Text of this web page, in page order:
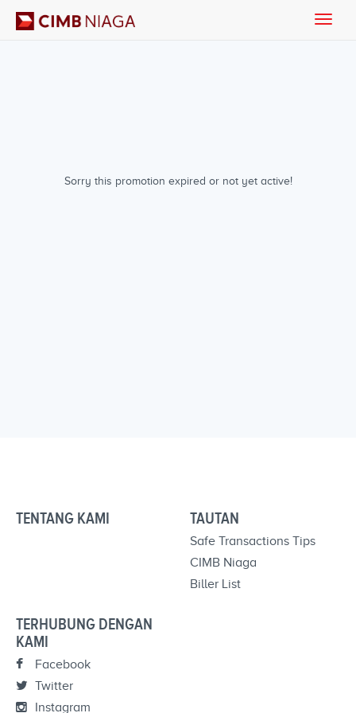
Sorry this promotion expired or not yet active!
Toggle
TENTANG KAMI TAUTAN
Safe Transactions Tips
CIMB Niaga
Biller List
TERHUBUNG DENGAN
KAMI
Facebook
Twitter
Instagram